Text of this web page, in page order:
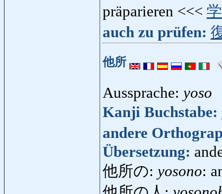
präparieren <<<
auch zu prüfen:
他所
Aussprache: yoso
Kanji Buchstabe:
andere
Übersetzung:
他所の: yosono: